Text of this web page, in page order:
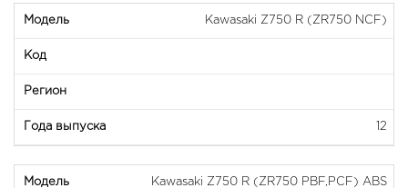
Kawasaki Z750 R (ZR750 NCF)
12
Kawasaki Z750 R (ZR750 PBF,PCF) ABS